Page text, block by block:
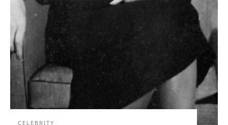
CELEBRITY